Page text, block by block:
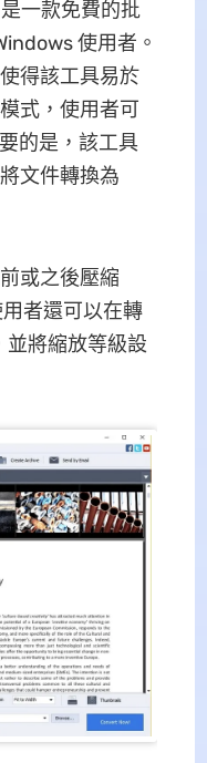
一款免費的批
使用者。
得該工具易於
式，使用者可
的是，該工具
文件轉換為
或之後壓縮
者還可以在轉
並將縮放等級設